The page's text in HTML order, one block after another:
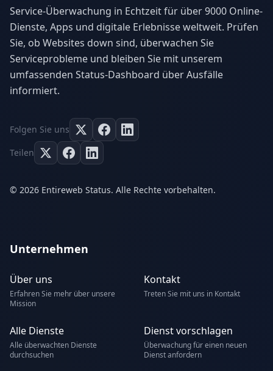
Service-Überwachung in Echtzeit für über 9000 Online-
Dienste, Apps und digitale Erlebnisse weltweit. Prüfen
Sie, ob Websites down sind, überwachen Sie
Serviceprobleme und bleiben Sie mit unserem
umfassenden Status-Dashboard über Ausfälle
informiert.
Folgen Sie uns
Teilen
© 2026 Entireweb Status. Alle Rechte vorbehalten.
Unternehmen
Über uns
Erfahren Sie mehr über unsere
Mission
Kontakt
Treten Sie mit uns in Kontakt
Alle Dienste
Alle überwachten Dienste
durchsuchen
Dienst vorschlagen
Überwachung für einen neuen
Dienst anfordern